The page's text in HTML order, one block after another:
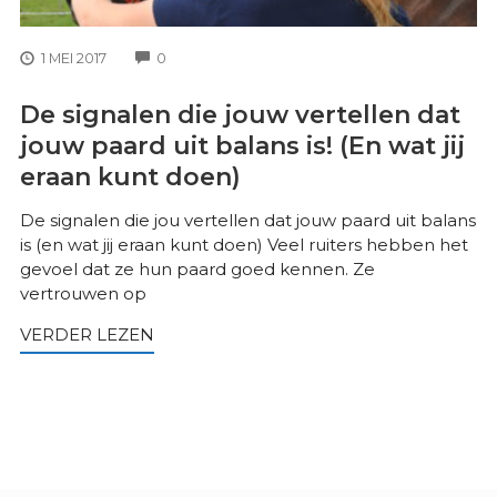
1 MEI 2017 0
De signalen die jouw vertellen dat
jouw paard uit balans is! (En wat jij
eraan kunt doen)
De signalen die jou vertellen dat jouw paard uit balans
is (en wat jij eraan kunt doen) Veel ruiters hebben het
gevoel dat ze hun paard goed kennen. Ze
vertrouwen op
VERDER LEZEN